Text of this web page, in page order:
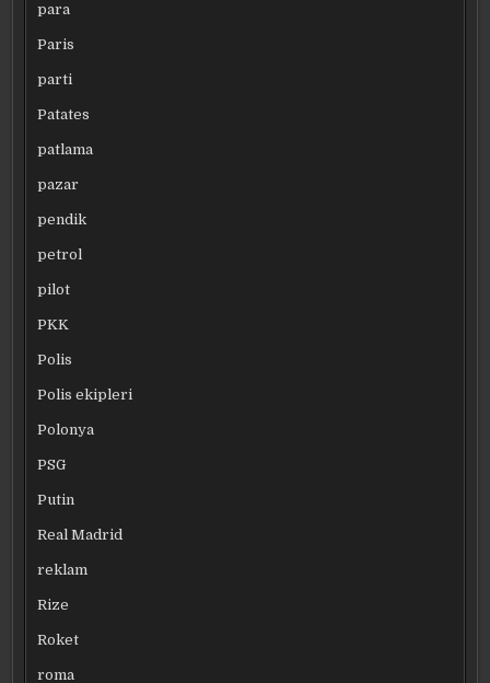
para
Paris
parti
Patates
patlama
pazar
pendik
petrol
pilot
PKK
Polis
Polis ekipleri
Polonya
PSG
Putin
Real Madrid
reklam
Rize
Roket
roma